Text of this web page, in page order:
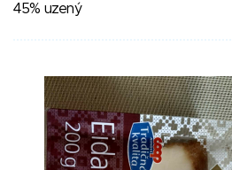
45% uzený